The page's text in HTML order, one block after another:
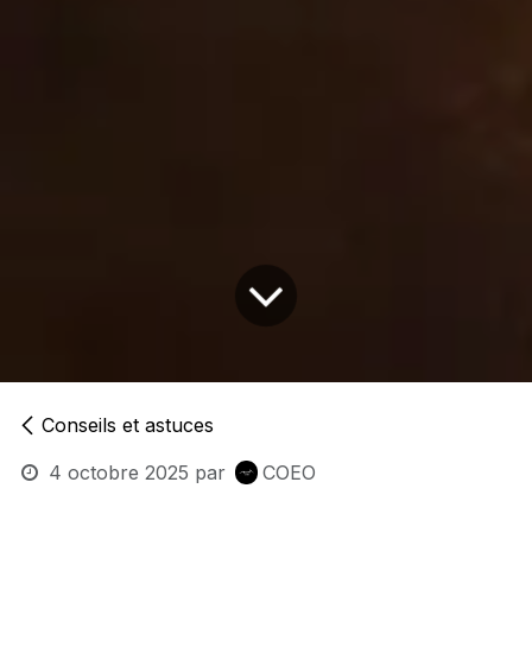
Conseils et astuces
4 octobre 2025 par COEO